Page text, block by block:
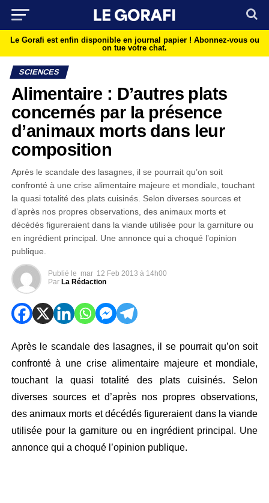
Le Gorafi est enfin disponible en journal papier ! Abonnez-vous ou
on tue votre chat.
SCIENCES
Alimentaire : D’autres plats
concernés par la présence
d’animaux morts dans leur
composition
Après le scandale des lasagnes, il se pourrait qu’on soit
confronté à une crise alimentaire majeure et mondiale, touchant
la quasi totalité des plats cuisinés. Selon diverses sources et
d’après nos propres observations, des animaux morts et
décédés figureraient dans la viande utilisée pour la garniture ou
en ingrédient principal. Une annonce qui a choqué l’opinion
publique.
Publié le mar 12 Feb 2013 à 14h00
Par La Rédaction
Après le scandale des lasagnes, il se pourrait qu’on soit
confronté à une crise alimentaire majeure et mondiale,
touchant la quasi totalité des plats cuisinés. Selon
diverses sources et d’après nos propres observations,
des animaux morts et décédés figureraient dans la viande
utilisée pour la garniture ou en ingrédient principal. Une
annonce qui a choqué l’opinion publique.